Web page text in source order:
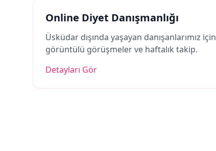
Online Diyet Danışmanlığı
Üsküdar dışında yaşayan danışanlarımız için
görüntülü görüşmeler ve haftalık takip.
Detayları Gör